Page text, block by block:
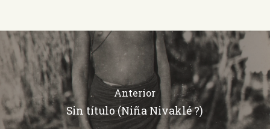
Anterior
Sin título (Niña Nivaklé ?)